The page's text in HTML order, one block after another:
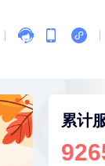
累计
刚刚
购买了美
购买了美
刚刚 周**
购买了
刚刚 周**